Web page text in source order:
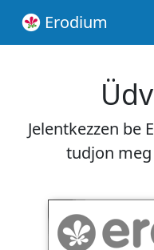
Erodium
Jelentkezzen be
tudjon